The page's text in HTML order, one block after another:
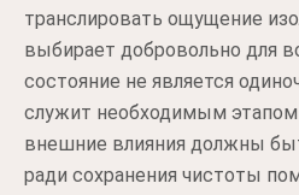
транслировать ощущение
выбирает добровольно для
состояние не является
служит необходимым этапом
внешние влияния должны
ради сохранения чистоты